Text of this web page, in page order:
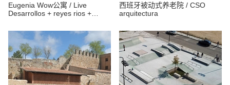
Eugenia Wow公寓 / Live
Desarrollos + reyes rios +
西班牙被动式养老院 / CSO
arquitectura